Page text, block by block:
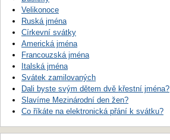
Velikonoce
Ruská jména
Církevní svátky
Americká jména
Francouzská jména
Italská jména
Svátek zamilovaných
Dali byste svým dětem dvě křestní jména?
Slavíme Mezinárodní den žen?
Co říkáte na elektronická přání k svátku?